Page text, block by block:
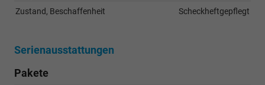
Zustand, Beschaffenheit
Scheckheftgepflegt
Serienausstattungen
Pakete